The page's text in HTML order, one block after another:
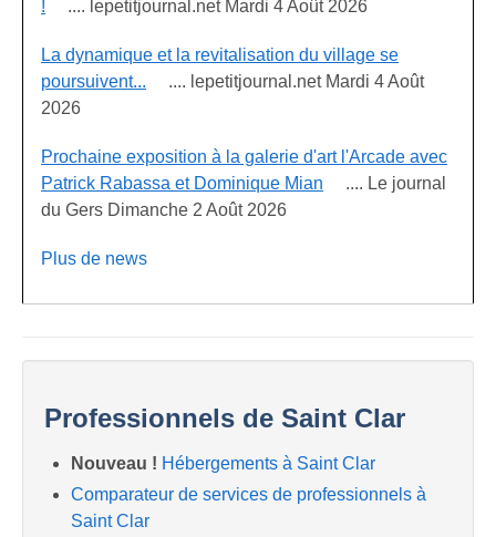
! .... lepetitjournal.net Mardi 4 Août 2026
La dynamique et la revitalisation du village se
poursuivent... .... lepetitjournal.net Mardi 4 Août
2026
Prochaine exposition à la galerie d'art l'Arcade avec
Patrick Rabassa et Dominique Mian .... Le journal
du Gers Dimanche 2 Août 2026
Plus de news
Professionnels de Saint Clar
Nouveau ! Hébergements à Saint Clar
Comparateur de services de professionnels à
Saint Clar